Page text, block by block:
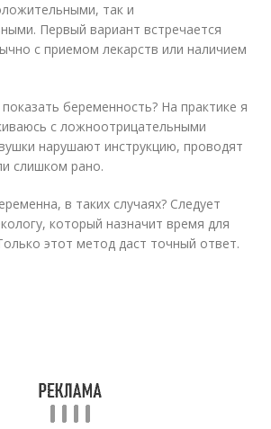
так и
Первый вариант встречается
с приемом лекарств или наличием
беременность? На практике я
с ложноотрицательными
нарушают инструкцию, проводят
слишком рано.
в таких случаях? Следует
который назначит время для
этот метод даст точный ответ.